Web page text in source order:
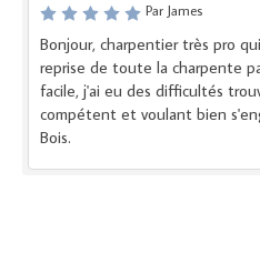
Par James
Bonjour, charpentier très pro
reprise de toute la charpente
facile, j'ai eu des difficultés
compétent et voulant bien
Bois.